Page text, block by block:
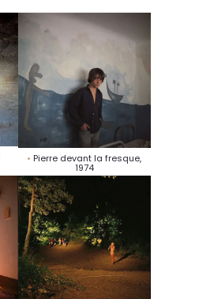
Pierre devant la fresque,
1974